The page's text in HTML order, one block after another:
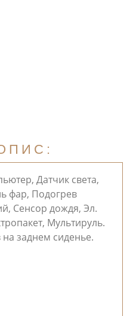
Датчик света,
фар, Подогрев
Сенсор дождя, Эл.
Мультируль.
заднем сиденье.